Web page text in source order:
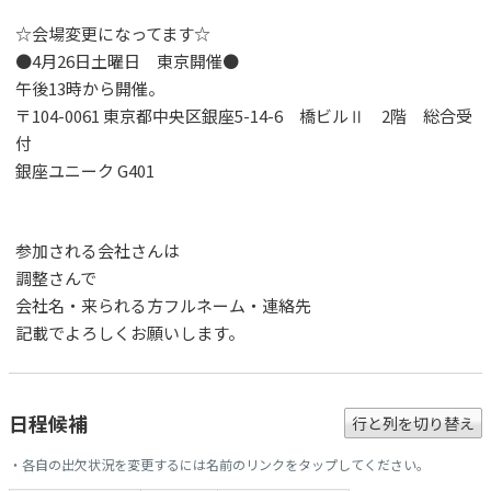
☆会場変更になってます☆
●4月26日土曜日 東京開催●
午後13時から開催。
〒104-0061 東京都中央区銀座5-14-6 橋ビルⅡ 2階 総合受
付
銀座ユニーク G401
参加される会社さんは
調整さんで
会社名・来られる方フルネーム・連絡先
記載でよろしくお願いします。
日程候補 行と列を切り替え
・各自の出欠状況を変更するには名前のリンクをタップしてください。